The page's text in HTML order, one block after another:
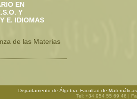
EN
Y
E. IDIOMAS
de las Materias
Departamento de Álgebra.
Facultad de
Tel: +34 954 55 69 46 |